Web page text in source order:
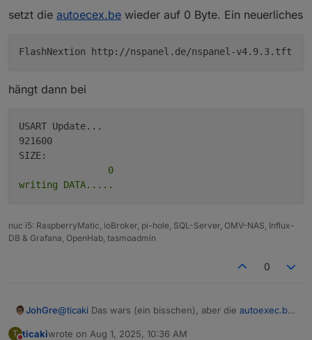
setzt die autoecex.be wieder auf 0 Byte. Ein neuerliches
FlashNextion http://nspanel.de/nspanel-v4.9.3.tft
hängt dann bei
USART Update...
921600
                0
nuc i5: RaspberryMatic, ioBroker, pi-hole, SQL-Server, OMV-NAS, Influx-
DB & Grafana, OpenHab, tasmoadmin
0
JohGre@ticaki Das wars (ein bisschen), aber die autoexec.be
aber jetzt den Fehler von @teletapi
T ticakiwrote on Aug 1, 2025, 10:36 AM